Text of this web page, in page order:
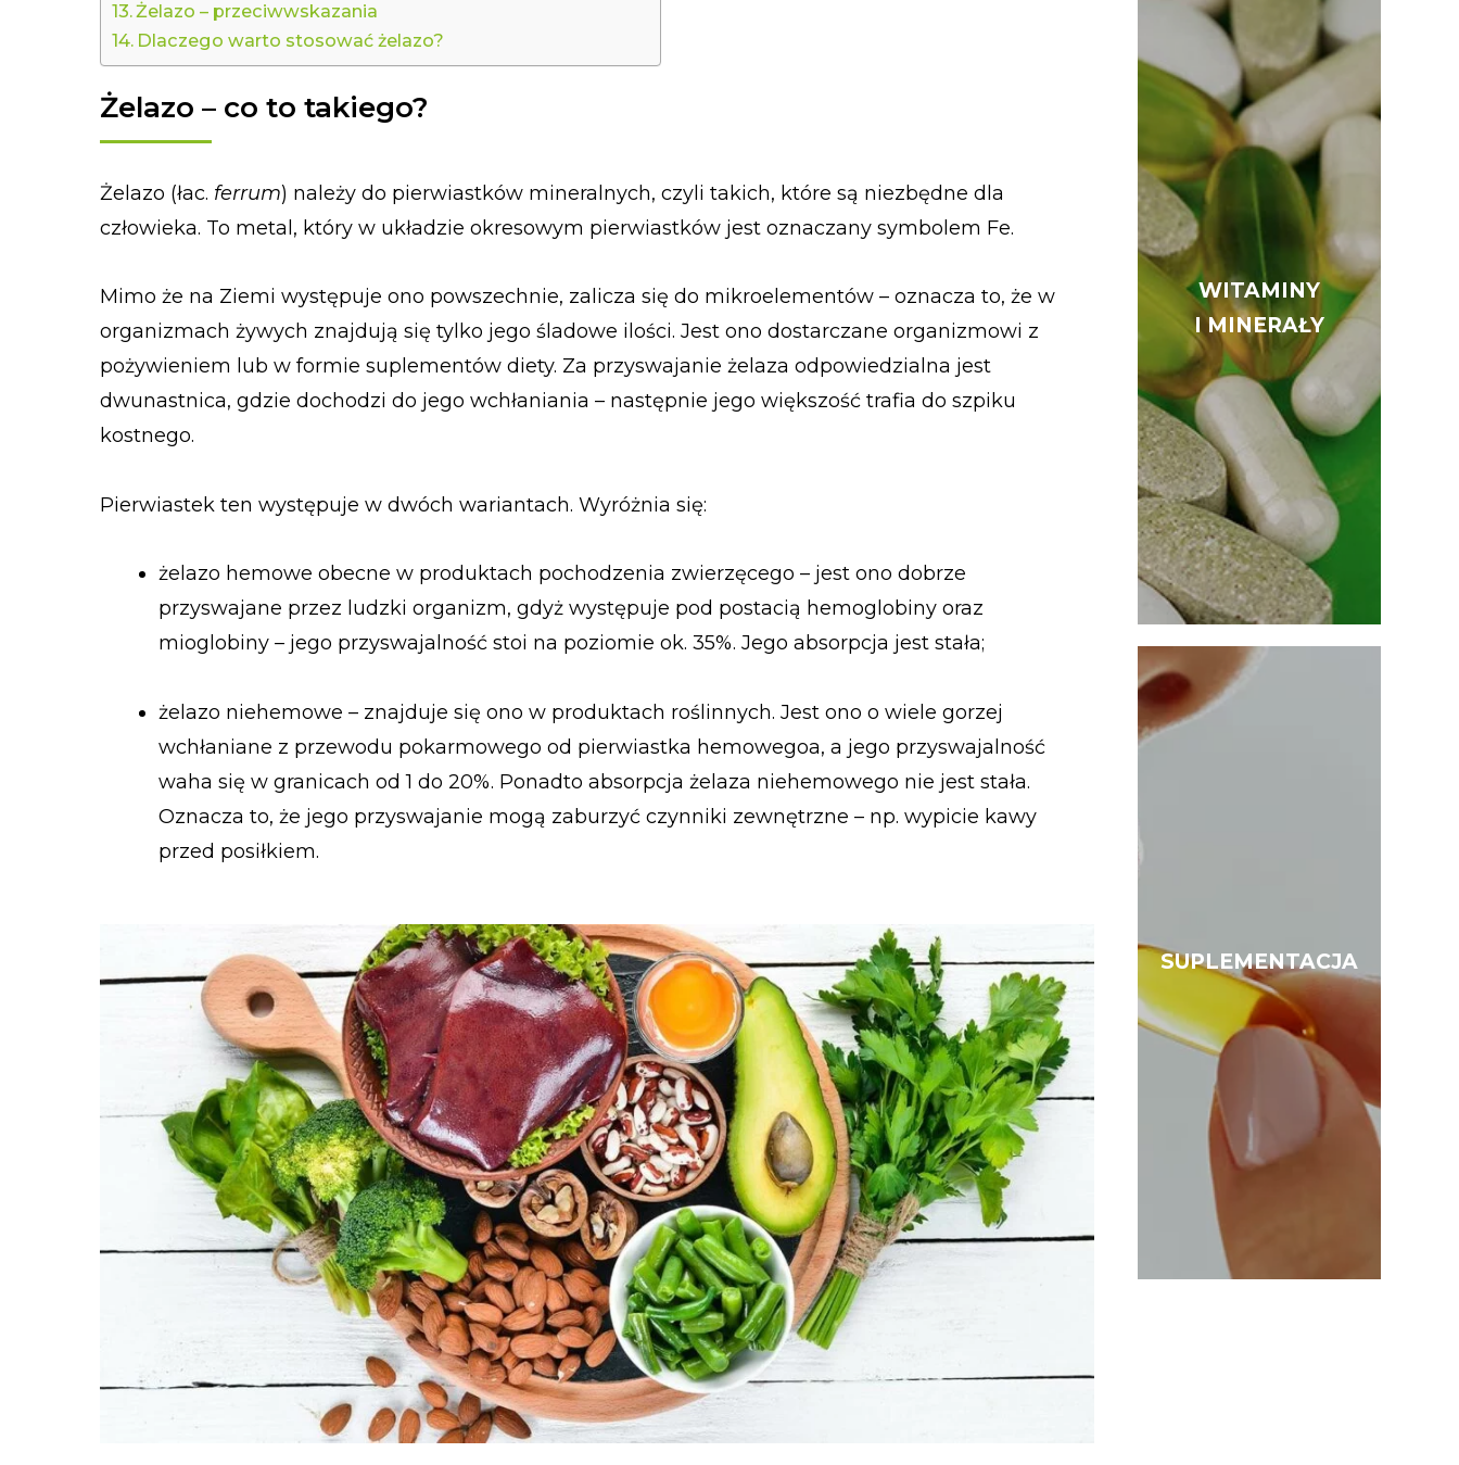
Żelazo – przeciwwskazania
Dlaczego warto stosować żelazo?
Żelazo – co to takiego?
Żelazo (łac. ferrum) należy do pierwiastków mineralnych, czyli takich, które są niezbędne dla
człowieka. To metal, który w układzie okresowym pierwiastków jest oznaczany symbolem Fe.
Mimo że na Ziemi występuje ono powszechnie, zalicza się do mikroelementów – oznacza to, że w
organizmach żywych znajdują się tylko jego śladowe ilości. Jest ono dostarczane organizmowi z
pożywieniem lub w formie suplementów diety. Za przyswajanie żelaza odpowiedzialna jest
dwunastnica, gdzie dochodzi do jego wchłaniania – następnie jego większość trafia do szpiku
kostnego.
Pierwiastek ten występuje w dwóch wariantach. Wyróżnia się:
żelazo hemowe obecne w produktach pochodzenia zwierzęcego – jest ono dobrze
przyswajane przez ludzki organizm, gdyż występuje pod postacią hemoglobiny oraz
mioglobiny – jego przyswajalność stoi na poziomie ok. 35%. Jego absorpcja jest stała;
żelazo niehemowe – znajduje się ono w produktach roślinnych. Jest ono o wiele gorzej
wchłaniane z przewodu pokarmowego od pierwiastka hemowegoa, a jego przyswajalność
waha się w granicach od 1 do 20%. Ponadto absorpcja żelaza niehemowego nie jest stała.
Oznacza to, że jego przyswajanie mogą zaburzyć czynniki zewnętrzne – np. wypicie kawy
przed posiłkiem.
WITAMINY
I MINERAŁY
WITAMINY
I MINERAŁY
SUPLEMENTACJA
SUPLEMENTACJA